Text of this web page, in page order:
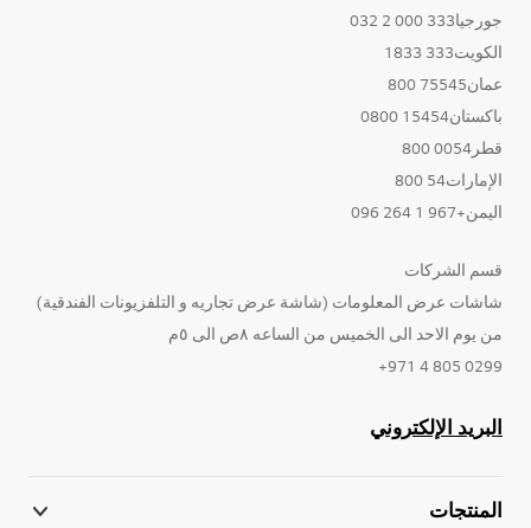
جورجيا333 000 2 032
الكويت333 1833
عمان75545 800
باكستان15454 0800
قطر0054 800
الإمارات54 800
اليمن+967 1 264 096
قسم الشركات
شاشات عرض المعلومات (شاشة عرض تجاريه و التلفزيونات الفندقية)
من يوم الاحد الى الخميس من الساعه ٨ص الى ٥م
0299 805 4 971+
البريد الإلكتروني
المنتجات